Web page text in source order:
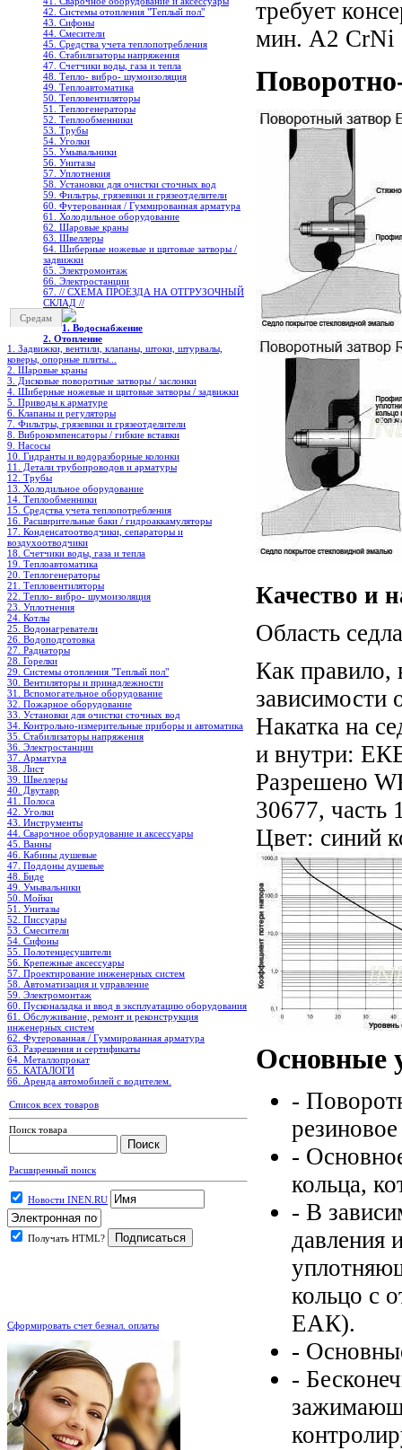
42. Системы отопления "Теплый пол"
43. Сифоны
44. Смесители
45. Средства учета теплопотребления
46. Стабилизаторы напряжения
47. Счетчики воды, газа и тепла
48. Тепло- вибро- шумоизоляция
49. Теплоавтоматика
50. Тепловентиляторы
51. Теплогенераторы
52. Теплообменники
53. Трубы
54. Уголки
55. Умывальники
56. Унитазы
57. Уплотнения
58. Установки для очистки сточных вод
59. Фильтры, грязевики и грязеотделители
60. Футерованная / Гуммированная арматура
61. Холодильное oборудование
62. Шаровые краны
63. Швеллеры
64. Шиберные ножевые и щитовые затворы /
задвижки
65. Электромонтаж
66. Электростанции
67. // СХЕМА ПРОЕЗДА НА ОТГРУЗОЧНЫЙ
СКЛАД //
Средам
1. Водоснабжение
2. Отопление
1. Задвижки, вентили, клапаны, штоки, штурвалы,
коверы, опорные плиты...
2. Шаровые краны
3. Дисковые поворотные затворы / заслонки
4. Шиберные ножевые и щитовые затворы / задвижки
5. Приводы к арматуре
6. Клапаны и регуляторы
7. Фильтры, грязевики и грязеотделители
8. Виброкомпенсаторы / гибкие вставки
9. Насосы
10. Гидранты и водоразборные колонки
11. Детали трубопроводов и арматуры
12. Трубы
13. Холодильное oборудование
14. Теплообменники
15. Средства учета теплопотребления
16. Расширительные баки / гидроаккамуляторы
17. Конденсатоотводчики, сепараторы и
воздухоотводчики
18. Счетчики воды, газа и тепла
19. Теплоавтоматика
20. Теплогенераторы
21. Тепловентиляторы
22. Тепло- вибро- шумоизоляция
23. Уплотнения
24. Котлы
25. Водонагреватели
26. Водоподготовка
27. Радиаторы
28. Горелки
29. Системы отопления "Теплый пол"
30. Вентиляторы и принадлежности
31. Вспомогательное оборудование
32. Пожарное оборудование
33. Установки для очистки сточных вод
34. Контрольно-измерительные приборы и автоматика
35. Стабилизаторы напряжения
36. Электростанции
37. Арматура
38. Лист
39. Швеллеры
40. Двутавр
41. Полоса
42. Уголки
43. Инструменты
44. Сварочное оборудование и аксессуары
45. Ванны
46. Кабины душевые
47. Поддоны душевые
48. Биде
49. Умывальники
50. Мойки
51. Унитазы
52. Писсуары
53. Смесители
54. Сифоны
55. Полотенцесушители
56. Крепежные аксессуары
57. Проектирование инженерных систем
58. Автоматизация и управление
59. Электромонтаж
60. Пусконаладка и ввод в эксплуатацию оборудования
61. Обслуживание, ремонт и реконструкция
инженерных систем
62. Футерованная / Гуммированная арматура
63. Разрешения и сертификаты
64. Металлопрокат
65. КАТАЛОГИ
66. Аренда автомобилей с водителем.
Список всех товаров
Поиск товара
Расширенный поиск
Новости INEN.RU
Получать HTML?
Сформировать счет безнал. оплаты
требует
мин. А2 CrNi
Качество и
Область
Как правило,
зависимости
Накатка на
и внутри:
Разрешено
30677, часть
Цвет: синий
Основные
-
-
кольца,
- В
давления
кольцо с
ЕАК).
-
-